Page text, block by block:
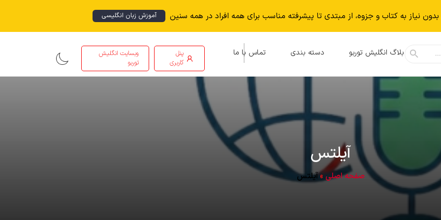
نياز به كتاب و جزوه، از مبتدی تا پیشرفته مناسب برای همه افراد در همه سنین آموزش زبان انگلیسی
بلاگ انگلیش توربو دسته بندی تماس با ما
پنل
کاربری
وبسایت انگلیش
توربو
آیلتس
صفحه اصلی»آیلتس